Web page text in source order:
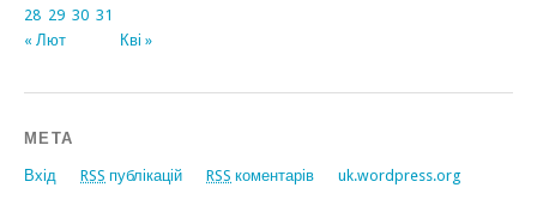
« Лют Кві »
28 29 30 31
МЕТА
Вхід RSS публікацій RSS коментарів uk.wordpress.org